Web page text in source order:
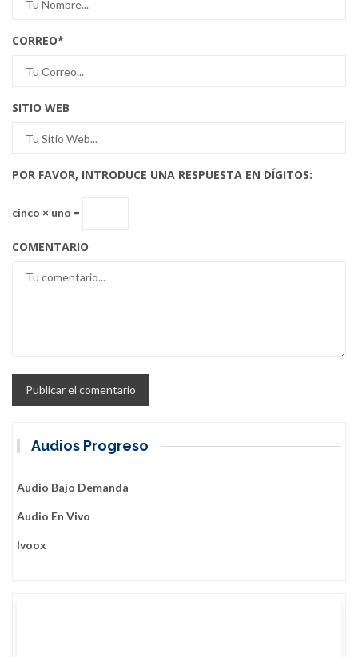
CORREO*
SITIO WEB
POR FAVOR, INTRODUCE UNA RESPUESTA EN DÍGITOS:
cinco × uno =
COMENTARIO
Audios Progreso
Audio Bajo Demanda
Audio En Vivo
Ivoox